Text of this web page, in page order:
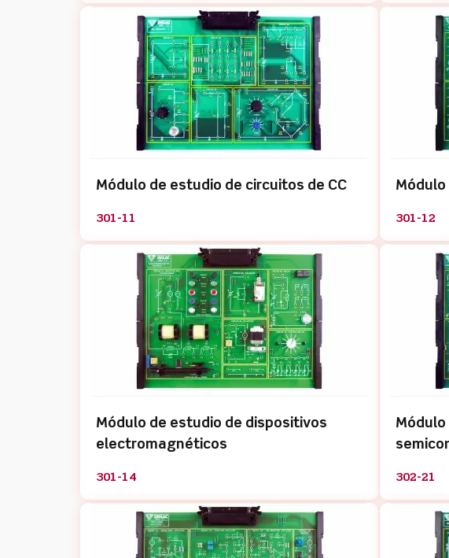
Módulo de estudio de circuitos de CC
301-11
Módulo
301-12
Módulo de estudio de dispositivos
electromagnéticos
301-14 302-21